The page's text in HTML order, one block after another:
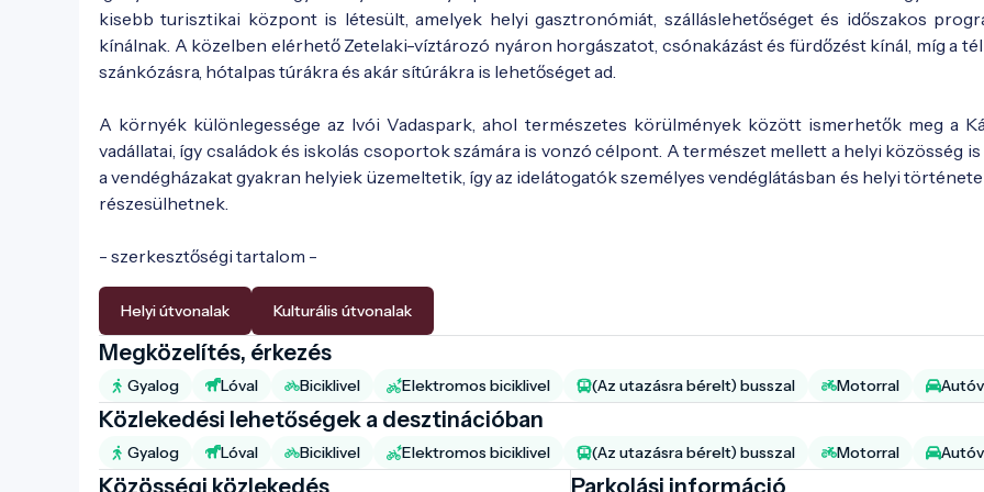
kisebb turisztikai központ is létesült, amelyek helyi gasztronómiát, szálláslehetőséget és időszakos
kínálnak. A közelben elérhető Zetelaki-víztározó nyáron horgászatot, csónakázást és fürdőzést kínál, míg a
szánkózásra, hótalpas túrákra és akár sítúrákra is lehetőséget ad.
A környék különlegessége az Ivói Vadaspark, ahol természetes körülmények között ismerhetők meg a
vadállatai, így családok és iskolás csoportok számára is vonzó célpont. A természet mellett a helyi közösség
a vendégházakat gyakran helyiek üzemeltetik, így az idelátogatók személyes vendéglátásban és helyi
részesülhetnek.
- szerkesztőségi tartalom -
Helyi útvonalak Kulturális útvonalak
Megközelítés, érkezés
Gyalog Lóval Biciklivel Elektromos biciklivel (Az utazásra bérelt) busszal Motorral
Közlekedési lehetőségek a desztinációban
Gyalog Lóval Biciklivel Elektromos biciklivel (Az utazásra bérelt) busszal Motorral
Közösségi közlekedés Parkolási információ